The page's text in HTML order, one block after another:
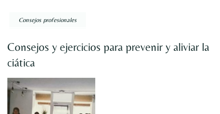
Consejos profesionales
Consejos y ejercicios para prevenir y aliviar la
ciática